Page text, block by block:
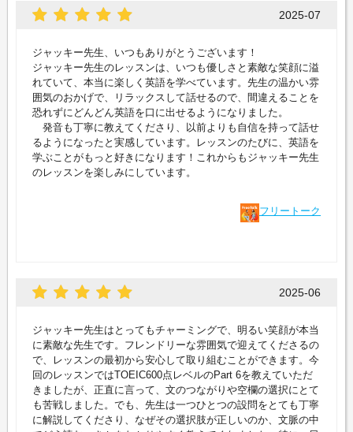
2025-07
ジャッキー先生、いつもありがとうございます！
ジャッキー先生のレッスンは、いつも優しさと素敵な笑顔に溢
れていて、本当に楽しく英語を学べています。先生の温かい雰
囲気のおかげで、リラックスして話せるので、間違えることを
恐れずにどんどん英語を口に出せるようになりました。
発音も丁寧に教えてくださり、以前よりも自信を持って話せ
るようになったと実感しています。レッスンのたびに、英語を
学ぶことがもっと好きになります！これからもジャッキー先生
のレッスンを楽しみにしています。
フリートーク
2025-06
ジャッキー先生はとってもチャーミングで、明るい笑顔が本当
に素敵な先生です。フレンドリーな雰囲気で迎えてくださるの
で、レッスンの最初から安心して取り組むことができます。今
回のレッスンではTOEIC600点レベルのPart 6を教えていただ
きましたが、正直に言って、文のつながりや空欄の選択にとて
も苦戦しました。でも、先生は一つひとつの設問をとても丁寧
に解説してくださり、なぜその選択肢が正しいのか、文脈の中